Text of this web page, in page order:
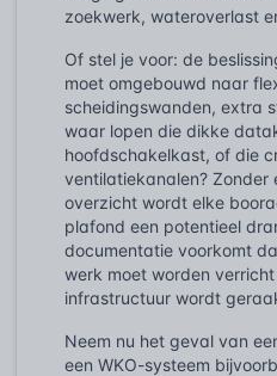
zoekwerk, wateroverlast
Of stel je voor: de
moet omgebouwd naar
scheidingswanden, extra
waar lopen die dikke
hoofdschakelkast, of die
ventilatiekanalen?
overzicht wordt elke
plafond een potentieel
documentatie voorkomt
werk moet worden
infrastructuur wordt
Neem nu het geval van
een WKO-systeem